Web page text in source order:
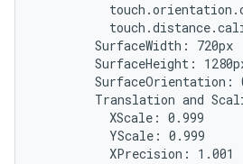
        SurfaceWidth: 720px
SurfaceHeight:
SurfaceOrientation:
Translation and
          XScale: 0.999
          YScale: 0.999
          XPrecision: 1.001